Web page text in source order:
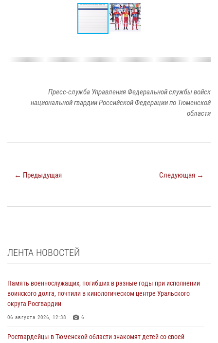
Пресс-служба Управления Федеральной службы войск
национальной гвардии Российской Федерации по Тюменской
области
← Предыдущая Следующая →
ЛЕНТА НОВОСТЕЙ
Память военнослужащих, погибших в разные годы при исполнении
воинского долга, почтили в кинологическом центре Уральского
округа Росгвардии
06 августа 2026, 12:38 6
Росгвардейцы в Тюменской области знакомят детей со своей